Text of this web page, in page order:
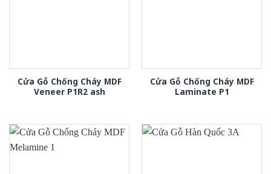
Cửa Gỗ Chống Cháy MDF
Veneer P1R2 ash
Cửa Gỗ Chống Cháy MDF
Laminate P1